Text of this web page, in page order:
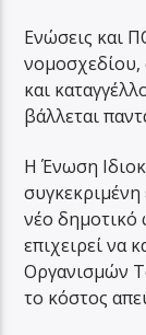
Ενώσεις και
νομοσχεδίου,
και
βάλλεται
Η Ένωση
συγκεκριμένη
νέο
επιχειρεί να
Οργανισμών
το κόστος